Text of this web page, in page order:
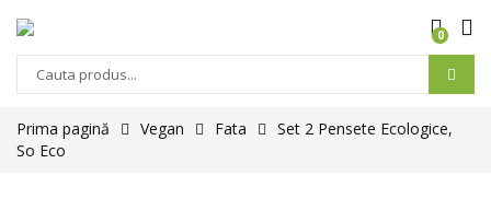
0
Prima pagină Vegan Fata
Set 2 Pensete Ecologice,
So Eco